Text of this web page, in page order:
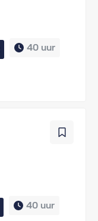
40 uur
40 uur